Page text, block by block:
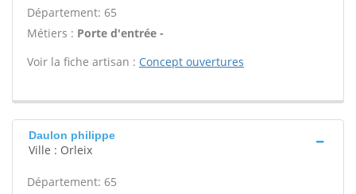
Département: 65
Métiers : Porte d'entrée -
Voir la fiche artisan : Concept ouvertures
Daulon philippe
Ville : Orleix
Département: 65